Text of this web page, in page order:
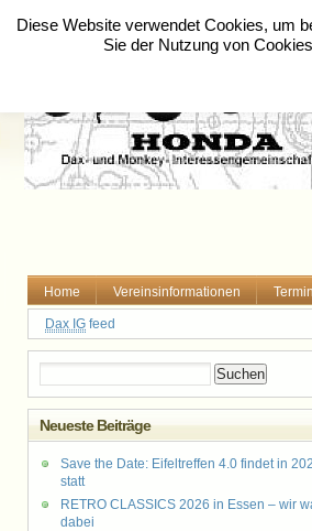
Home Vereinsinformationen
Dax IG feed
nach:
Neueste Beiträge
Save the Date: Eifeltreffen 4.0 findet in
statt
RETRO CLASSICS 2026 in Essen – wir
dabei
Diese Website verwendet Cookies, um
Sie der Nutzung von